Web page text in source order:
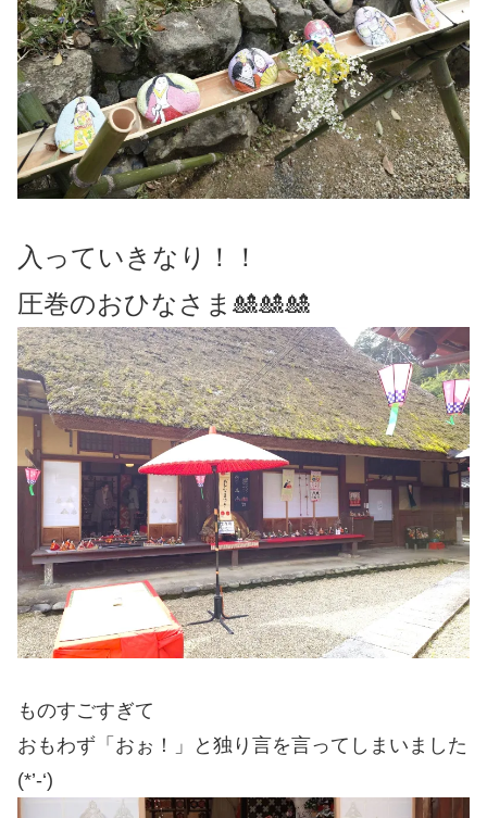
入っていきなり！！
圧巻のおひなさま🎎🎎🎎
ものすごすぎて
おもわず「おぉ！」と独り言を言ってしまいました
(*’-‘)